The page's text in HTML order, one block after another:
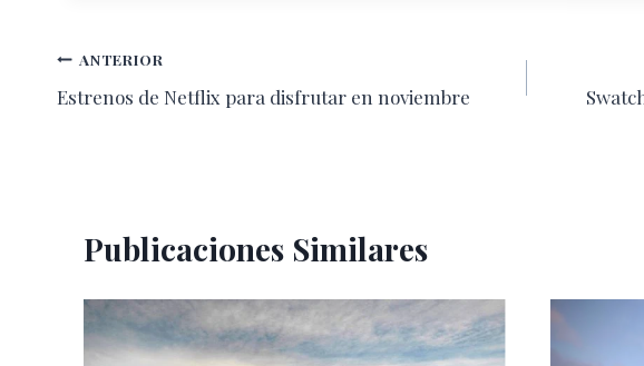
Navegación
de
ANTERIOR
Estrenos de Netflix para disfrutar en noviembre
Publicaciones Similares